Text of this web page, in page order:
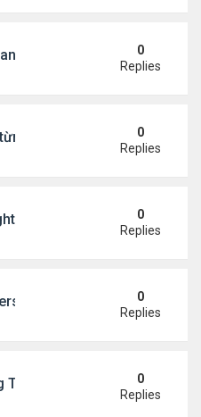
Vân dễ thương trong tiệc
0
Replies
ngạc nhiên vì tôi luôn trả
0
Replies
Retail POS Matter?0
Replies
of Sophie Farming
0
Replies
Thái lan: hai chị em người
0
Replies